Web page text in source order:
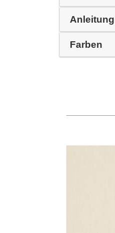
Anleitung
Farben